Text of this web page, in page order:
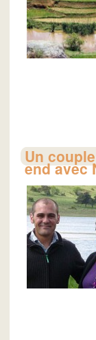
Un
end avec